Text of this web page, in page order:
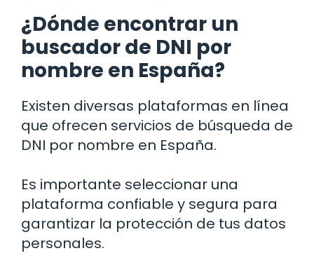
¿Dónde encontrar un
buscador de DNI por
nombre en España?
Existen diversas plataformas en línea
que ofrecen servicios de búsqueda de
DNI por nombre en España.
Es importante seleccionar una
plataforma confiable y segura para
garantizar la protección de tus datos
personales.